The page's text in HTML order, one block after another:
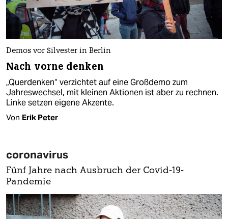
Demos vor Silvester in Berlin
Nach vorne denken
„Querdenken“ verzichtet auf eine Großdemo zum
Jahreswechsel, mit kleinen Aktionen ist aber zu rechnen.
Linke setzen eigene Akzente.
Von Erik Peter
coronavirus
Fünf Jahre nach Ausbruch der Covid-19-
Pandemie